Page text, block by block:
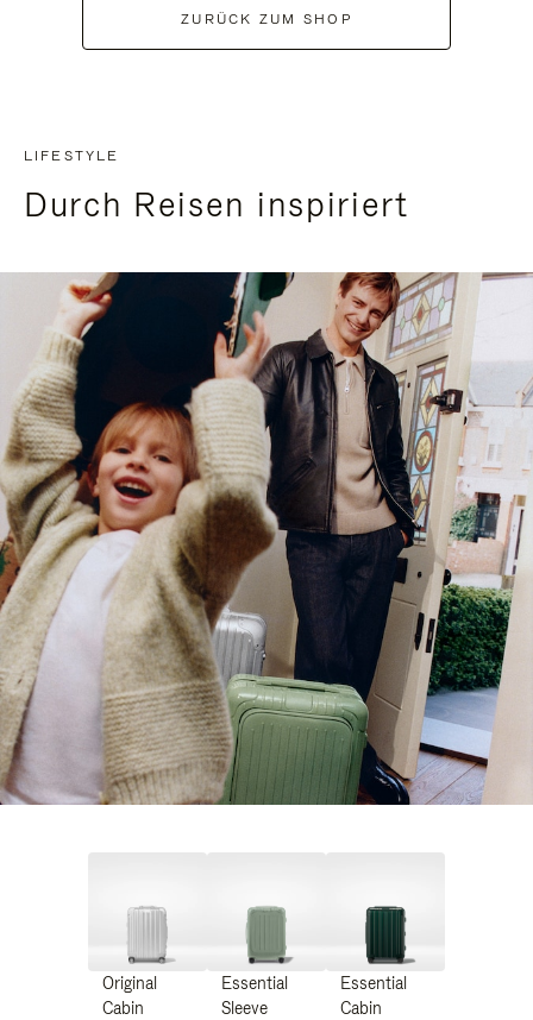
ZURÜCK ZUM SHOP
LIFESTYLE
Durch Reisen inspiriert
Original
Cabin
Essential
Sleeve
Essential
Cabin